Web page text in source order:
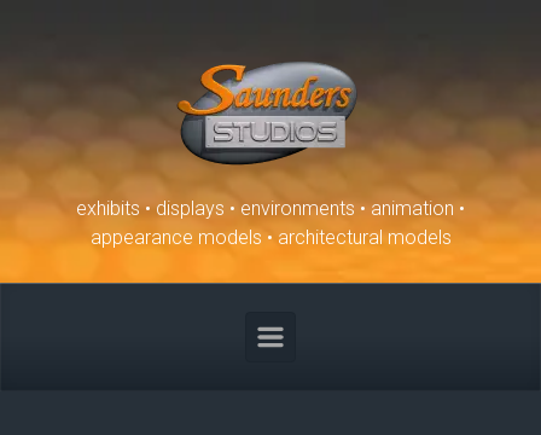
exhibits • displays • environments • animation •
appearance models • architectural models